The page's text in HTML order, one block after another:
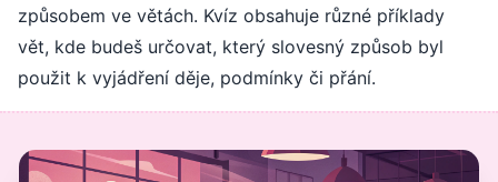
způsobem ve větách. Kvíz obsahuje různé příklady
vět, kde budeš určovat, který slovesný způsob byl
použit k vyjádření děje, podmínky či přání.